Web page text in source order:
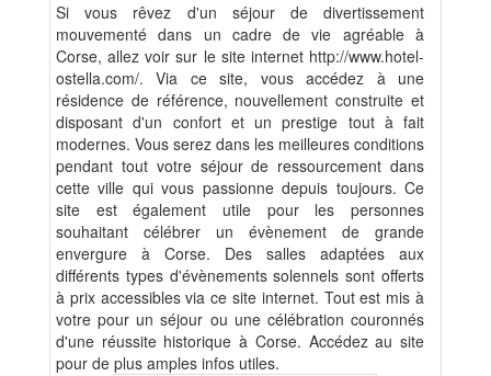
Si vous rêvez d'un séjour de divertissement
mouvementé dans un cadre de vie agréable à
Corse, allez voir sur le site internet http://www.hotel-
ostella.com/. Via ce site, vous accédez à une
résidence de référence, nouvellement construite et
disposant d'un confort et un prestige tout à fait
modernes. Vous serez dans les meilleures conditions
pendant tout votre séjour de ressourcement dans
cette ville qui vous passionne depuis toujours. Ce
site est également utile pour les personnes
souhaitant célébrer un évènement de grande
envergure à Corse. Des salles adaptées aux
différents types d'évènements solennels sont offerts
à prix accessibles via ce site internet. Tout est mis à
votre pour un séjour ou une célébration couronnés
d'une réussite historique à Corse. Accédez au site
pour de plus amples infos utiles.